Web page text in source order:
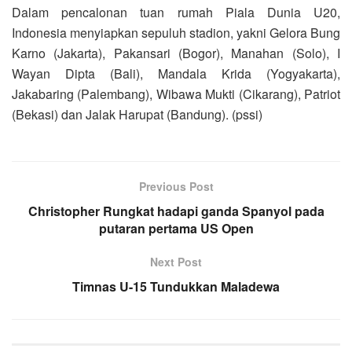
Dalam pencalonan tuan rumah Piala Dunia U20,
Indonesia menyiapkan sepuluh stadion, yakni Gelora Bung
Karno (Jakarta), Pakansari (Bogor), Manahan (Solo), I
Wayan Dipta (Bali), Mandala Krida (Yogyakarta),
Jakabaring (Palembang), Wibawa Mukti (Cikarang), Patriot
(Bekasi) dan Jalak Harupat (Bandung). (pssi)
Previous Post
Christopher Rungkat hadapi ganda Spanyol pada
putaran pertama US Open
Next Post
Timnas U-15 Tundukkan Maladewa